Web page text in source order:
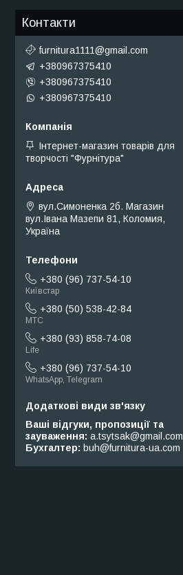
Контакти
furnitura1111@gmail.com
+380967375410
+380967375410
+380967375410
Інтернет-магазин товарів для
творчості "Фурнітура"
вул.Симоненка 2б. Магазин
вул.Івана Мазепи 81, Коломия,
Україна
+380 (96) 737-54-10
Київстар
+380 (50) 538-42-84
МТС
+380 (93) 858-74-08
Life
+380 (96) 737-54-10
WhatsApp, Telegram
Ваші відгуки, пропозиції та
зауваження a.tsytsak@gmail.com
Бухгалтер
buh@furnitura-ua.com